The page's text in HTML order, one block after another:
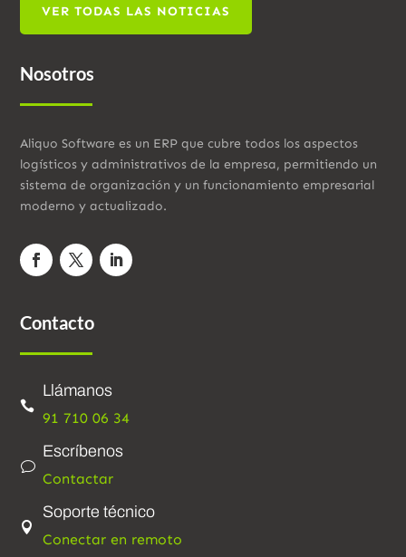
VER TODAS LAS NOTICIAS
Nosotros
Aliquo Software es un ERP que cubre todos los aspectos
logísticos y administrativos de la empresa, permitiendo un
sistema de organización y un funcionamiento empresarial
moderno y actualizado.
Contacto

Llámanos
91 710 06 34
v
Escríbenos
Contactar

Soporte técnico
Conectar en remoto